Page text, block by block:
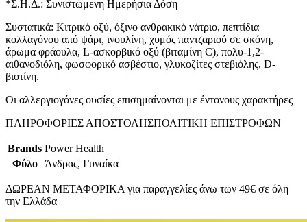
*Σ.Η.Δ.: Συνιστώμενη Ημερήσια Δόση
Συστατικά: Κιτρικό οξύ, όξινο ανθρακικό νάτριο, πεπτίδια
κολλαγόνου από ψάρι, ινουλίνη, χυμός παντζαριού σε σκόνη,
άρωμα φράουλα, L-ασκορβικό οξύ (βιταμίνη C), πολυ-1,2-
αιθανοδιόλη, φωσφορικό ασβέστιο, γλυκοζίτες στεβιόλης, D-
βιοτίνη.
Οι αλλεργιογόνες ουσίες επισημαίνονται με έντονους χαρακτήρες
ΠΛΗΡΟΦΟΡΙΕΣ ΑΠΟΣΤΟΛΗΣΠΟΛΙΤΙΚΗ ΕΠΙΣΤΡΟΦΩΝ
Brands Power Health
Φύλο
Άνδρας, Γυναίκα
ΔΩΡΕΑΝ ΜΕΤΑΦΟΡΙΚΑ για παραγγελίες άνω των 49€ σε όλη
την Ελλάδα